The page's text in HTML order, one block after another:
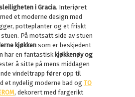
i Gracia. Interiøret
et moderne design med
potteplanter og et friskt
På motsatt side av stuen
kjøkkensom er beskjedent
har en fantastisk kjøkkenøy og
å sitte på mens middagen
vindeltrapp fører opp til
et nydelig moderne bad og TO
, dekorert med fargerikt